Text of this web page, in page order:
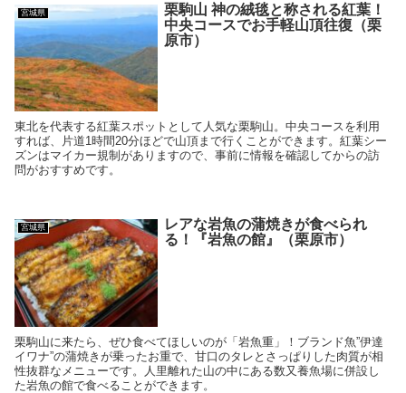
宮城県
栗駒山 神の絨毯と称される紅葉！
中央コースでお手軽山頂往復（栗
原市）
東北を代表する紅葉スポットとして人気な栗駒山。中央コースを利用
すれば、片道1時間20分ほどで山頂まで行くことができます。紅葉シー
ズンはマイカー規制がありますので、事前に情報を確認してからの訪
問がおすすめです。
宮城県
レアな岩魚の蒲焼きが食べられ
る！『岩魚の館』（栗原市）
栗駒山に来たら、ぜひ食べてほしいのが「岩魚重」！ブランド魚”伊達
イワナ”の蒲焼きが乗ったお重で、甘口のタレとさっぱりした肉質が相
性抜群なメニューです。人里離れた山の中にある数又養魚場に併設し
た岩魚の館で食べることができます。